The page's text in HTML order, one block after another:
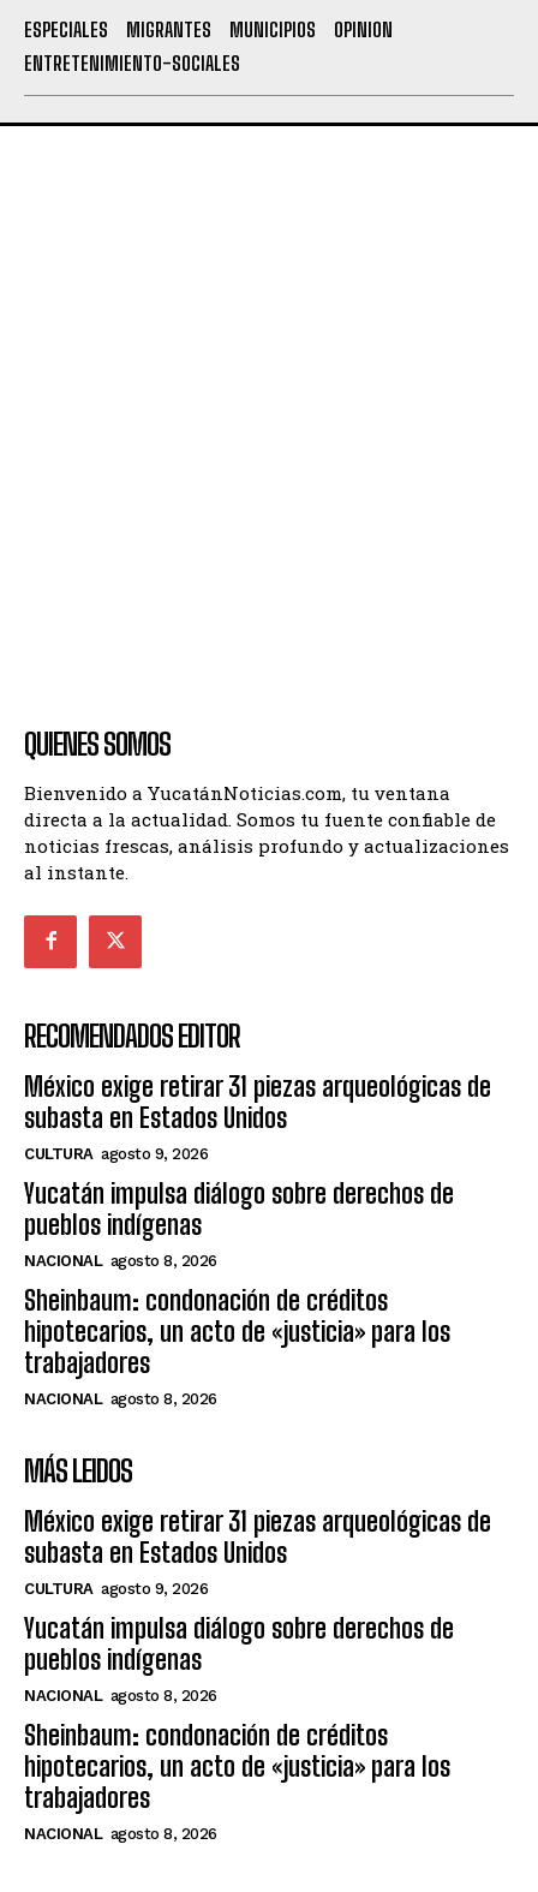
ESPECIALES MIGRANTES MUNICIPIOS
OPINION
ENTRETENIMIENTO-SOCIALES
QUIENES SOMOS
Bienvenido a YucatánNoticias.com, tu ventana
directa a la actualidad. Somos tu fuente confiable de
noticias frescas, análisis profundo y actualizaciones
al instante.
RECOMENDADOS EDITOR
México exige retirar 31 piezas arqueológicas de
subasta en Estados Unidos
CULTURA agosto 9, 2026
Yucatán impulsa diálogo sobre derechos de
pueblos indígenas
NACIONAL agosto 8, 2026
Sheinbaum: condonación de créditos
hipotecarios, un acto de «justicia» para los
trabajadores
NACIONAL agosto 8, 2026
MÁS LEIDOS
México exige retirar 31 piezas arqueológicas de
subasta en Estados Unidos
CULTURA agosto 9, 2026
Yucatán impulsa diálogo sobre derechos de
pueblos indígenas
NACIONAL agosto 8, 2026
Sheinbaum: condonación de créditos
hipotecarios, un acto de «justicia» para los
trabajadores
NACIONAL agosto 8, 2026